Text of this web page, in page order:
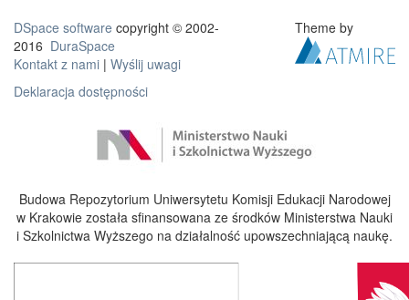
DSpace software copyright © 2002-
2016 DuraSpace
Kontakt z nami | Wyślij uwagi
Deklaracja dostępności
Theme by
Budowa Repozytorium Uniwersytetu Komisji Edukacji Narodowej
w Krakowie została sfinansowana ze środków Ministerstwa Nauki
i Szkolnictwa Wyższego na działalność upowszechniającą naukę.